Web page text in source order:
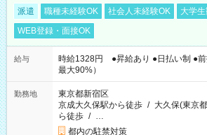
派遣 職種未経験OK 社会人未経験OK 大学
WEB登録・面接OK
給与
時給1328円 ●昇給あり ●日払い制 ●前
最大90%）
勤務地
東京都新宿区
京成大久保駅から徒歩 / 大久保(東京
ら徒歩 / …
都内の駐禁対策